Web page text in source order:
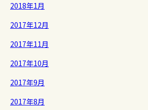
2018年1月
2017年12月
2017年11月
2017年10月
2017年9月
2017年8月